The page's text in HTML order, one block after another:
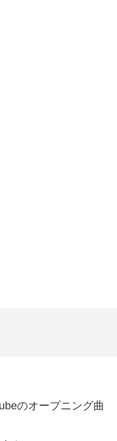
のオープニング曲